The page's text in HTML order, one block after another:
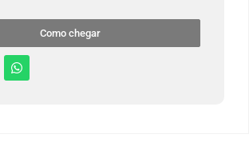
Como chegar